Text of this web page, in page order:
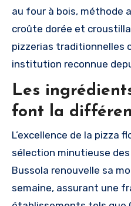
au four à bois, méthode
croûte dorée et
pizzerias traditionnelles
institution reconnue
Les
font la
L’excellence de la pizza
sélection minutieuse des
Bussola renouvelle sa
semaine, assurant une